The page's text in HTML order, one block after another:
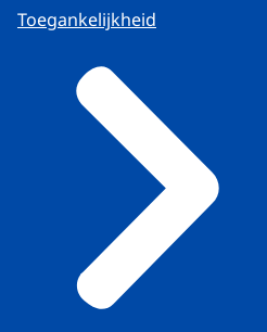
Toegankelijkheid